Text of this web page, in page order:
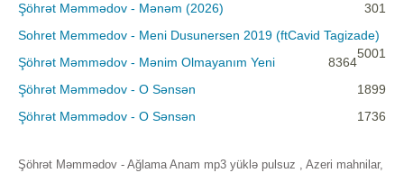
Şöhrət Məmmədov - Mənəm (2026)
301
Sohret Memmedov - Meni Dusunersen 2019 (ftCavid Tagizade)
5001
Şöhrət Məmmədov - Mənim Olmayanım Yeni
8364
Şöhrət Məmmədov - O Sənsən
1899
Şöhrət Məmmədov - O Sənsən
1736
Şöhrət Məmmədov - Ağlama Anam mp3 yüklə pulsuz , Azeri mahnilar,